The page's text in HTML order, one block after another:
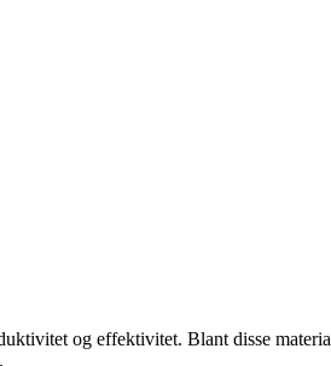
og effektivitet. Blant disse